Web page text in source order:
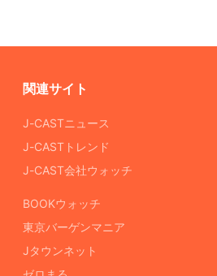
関連サイト
J-CASTニュース
J-CASTトレンド
J-CAST会社ウォッチ
BOOKウォッチ
東京バーゲンマニア
Jタウンネット